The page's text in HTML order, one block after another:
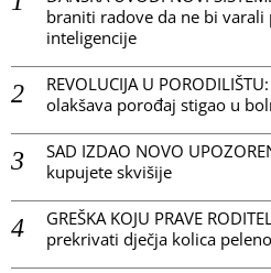
braniti radove da ne bi varali
inteligencije
REVOLUCIJA U
olakšava porođaj stigao u
SAD IZDAO NOVO
kupujete skvišije
GREŠKA KOJU PRAVE
prekrivati dječja kolica